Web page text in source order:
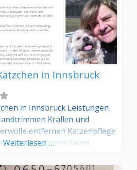
in Innsbruck
in Innsbruck Leistungen
Krallen und
entfernen Katzenpflege
PKW direkt vorm Salon
Weiterlesen …